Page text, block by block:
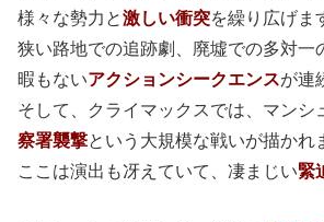
様々な勢力と激しい衝突を繰り広げま
狭い路地での追跡劇、廃墟での多対一
暇もないアクションシークエンスが連
そして、クライマックスでは、マンシ
察署襲撃という大規模な戦いが描かれ
ここは演出も冴えていて、凄まじい緊